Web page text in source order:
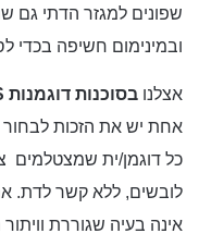
שפונים למגזר הדתי גם
ובמינימום חשיפה בכדי
אצלנו בסוכנות דוגמנות
אחת יש את הזכות לבחור
כל דוגמן/ית שמצטלמים
לובשים, ללא קשר לדת.
אינה בעיה שגוררת